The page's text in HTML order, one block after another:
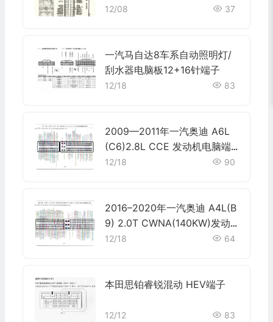
脚64+64针 端子图
12/08 37
一汽马自达8车系自动照明灯/
刮水器电脑板12+16针端子
12/18 83
2009—2011年一汽奥迪 A6L
(C6)2.8L CCE 发动机电脑端
子
12/18 90
2016–2020年一汽奥迪 A4L(B
9) 2.0T CWNA(140KW)发动
机电脑端子
12/18 64
本田思铂睿锐混动 HEV端子
12/12 83